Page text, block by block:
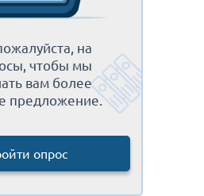
на
чтобы мы
вам более
предложение.
опрос